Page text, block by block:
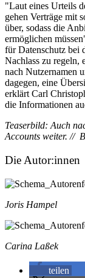
"Laut eines Urteils
gehen Verträge mit
über, sodass die
ermöglichen
für Datenschutz bei
Nachlass zu regeln,
nach Nutzernamen
dagegen, eine
erklärt Carl
die Informationen
Teaserbild: Auch
Accounts weiter. //
Die Autor:innen
Joris Hampel
Carina Laßek
teilen